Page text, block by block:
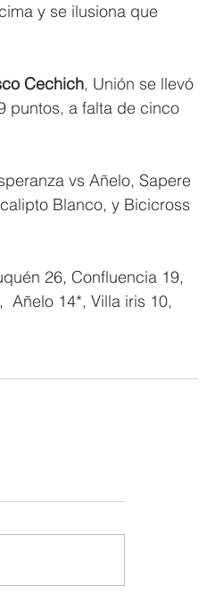
y se ilusiona que
Cechich, Unión se llevó
puntos, a falta de cinco
vs Añelo, Sapere
Blanco, y Bicicross
26, Confluencia 19,
Añelo 14*, Villa iris 10,